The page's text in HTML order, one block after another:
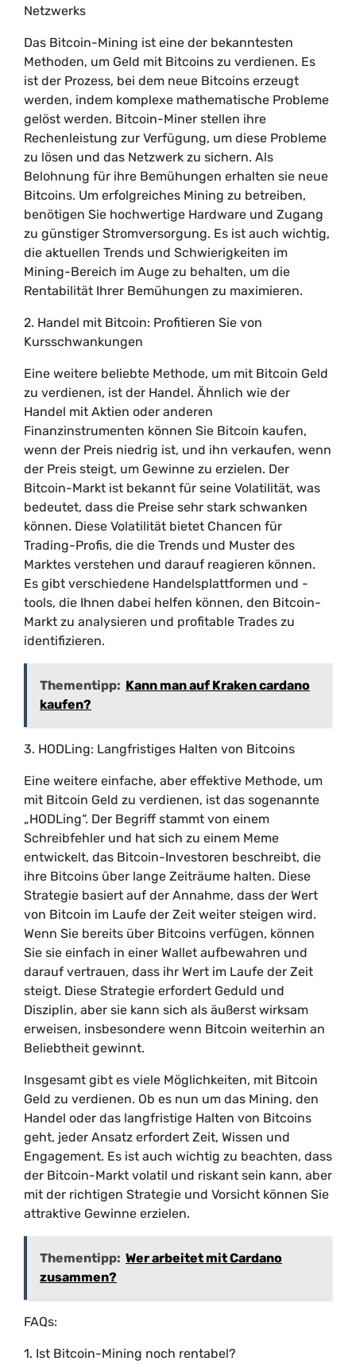
Netzwerks
Das Bitcoin-Mining ist eine der bekanntesten
Methoden, um Geld mit Bitcoins zu verdienen. Es
ist der Prozess, bei dem neue Bitcoins erzeugt
werden, indem komplexe mathematische Probleme
gelöst werden. Bitcoin-Miner stellen ihre
Rechenleistung zur Verfügung, um diese Probleme
zu lösen und das Netzwerk zu sichern. Als
Belohnung für ihre Bemühungen erhalten sie neue
Bitcoins. Um erfolgreiches Mining zu betreiben,
benötigen Sie hochwertige Hardware und Zugang
zu günstiger Stromversorgung. Es ist auch wichtig,
die aktuellen Trends und Schwierigkeiten im
Mining-Bereich im Auge zu behalten, um die
Rentabilität Ihrer Bemühungen zu maximieren.
2. Handel mit Bitcoin: Profitieren Sie von
Kursschwankungen
Eine weitere beliebte Methode, um mit Bitcoin Geld
zu verdienen, ist der Handel. Ähnlich wie der
Handel mit Aktien oder anderen
Finanzinstrumenten können Sie Bitcoin kaufen,
wenn der Preis niedrig ist, und ihn verkaufen, wenn
der Preis steigt, um Gewinne zu erzielen. Der
Bitcoin-Markt ist bekannt für seine Volatilität, was
bedeutet, dass die Preise sehr stark schwanken
können. Diese Volatilität bietet Chancen für
Trading-Profis, die die Trends und Muster des
Marktes verstehen und darauf reagieren können.
Es gibt verschiedene Handelsplattformen und -
tools, die Ihnen dabei helfen können, den Bitcoin-
Markt zu analysieren und profitable Trades zu
identifizieren.
Thementipp: Kann man auf Kraken cardano
kaufen?
3. HODLing: Langfristiges Halten von Bitcoins
Eine weitere einfache, aber effektive Methode, um
mit Bitcoin Geld zu verdienen, ist das sogenannte
„HODLing“. Der Begriff stammt von einem
Schreibfehler und hat sich zu einem Meme
entwickelt, das Bitcoin-Investoren beschreibt, die
ihre Bitcoins über lange Zeiträume halten. Diese
Strategie basiert auf der Annahme, dass der Wert
von Bitcoin im Laufe der Zeit weiter steigen wird.
Wenn Sie bereits über Bitcoins verfügen, können
Sie sie einfach in einer Wallet aufbewahren und
darauf vertrauen, dass ihr Wert im Laufe der Zeit
steigt. Diese Strategie erfordert Geduld und
Disziplin, aber sie kann sich als äußerst wirksam
erweisen, insbesondere wenn Bitcoin weiterhin an
Beliebtheit gewinnt.
Insgesamt gibt es viele Möglichkeiten, mit Bitcoin
Geld zu verdienen. Ob es nun um das Mining, den
Handel oder das langfristige Halten von Bitcoins
geht, jeder Ansatz erfordert Zeit, Wissen und
Engagement. Es ist auch wichtig zu beachten, dass
der Bitcoin-Markt volatil und riskant sein kann, aber
mit der richtigen Strategie und Vorsicht können Sie
attraktive Gewinne erzielen.
Thementipp: Wer arbeitet mit Cardano
zusammen?
FAQs:
1. Ist Bitcoin-Mining noch rentabel?